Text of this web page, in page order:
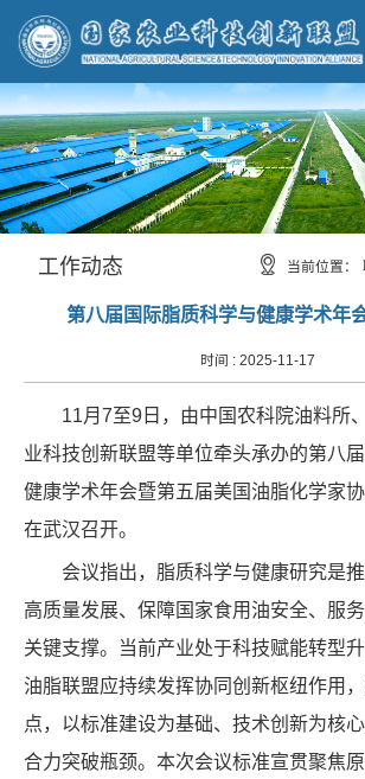
工作动态 当前位置：
第八届国际脂质科学与健康学术年
时间 : 2025-11-17
11月7至9日，由中国农科院油料所
业科技创新联盟等单位牵头承办的第八
健康学术年会暨第五届美国油脂化学家
在武汉召开。
会议指出，脂质科学与健康研究是
高质量发展、保障国家食用油安全、服
关键支撑。当前产业处于科技赋能转型
油脂联盟应持续发挥协同创新枢纽作用
点，以标准建设为基础、技术创新为核
合力突破瓶颈。本次会议标准宣贯聚焦